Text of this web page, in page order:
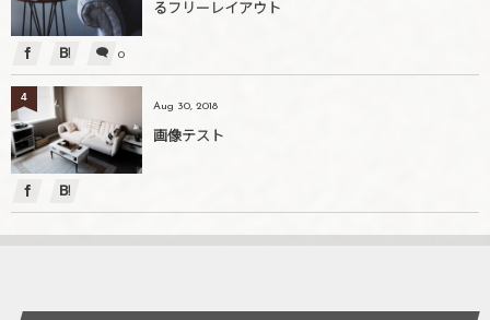
るフリーレイアウト
0
Aug 30, 2018
画像テスト
4